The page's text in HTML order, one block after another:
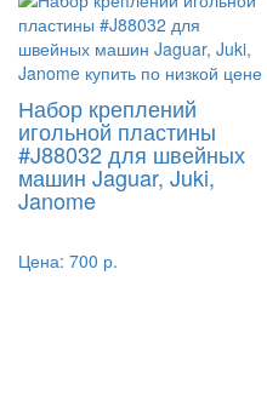
Набор креплений
игольной пластины
#J88032 для швейных
машин Jaguar, Juki,
Janome
Цена: 700 р.